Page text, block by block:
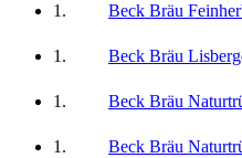
Beck Bräu
Beck Bräu
Beck Bräu
Beck Bräu